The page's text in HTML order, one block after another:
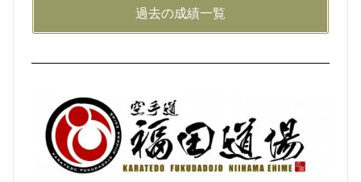
過去の成績一覧